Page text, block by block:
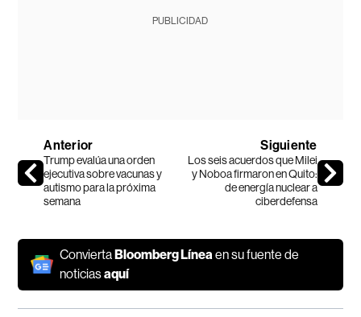
PUBLICIDAD
Anterior
Trump evalúa una orden
ejecutiva sobre vacunas y
autismo para la próxima
semana
Siguiente
Los seis acuerdos que Milei
y Noboa firmaron en Quito:
de energía nuclear a
ciberdefensa
ConviertaBloomberg Línea en su fuente de
noticiasaquí